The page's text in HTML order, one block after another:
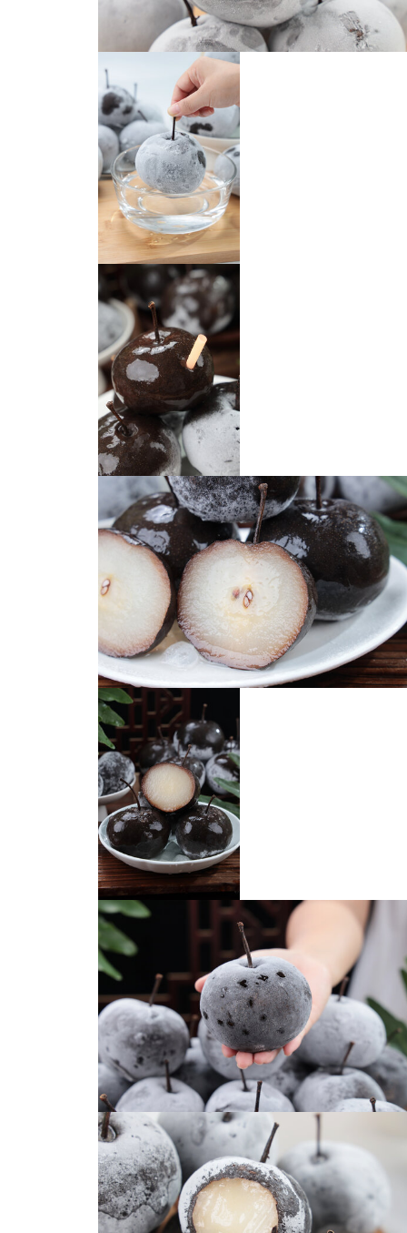
冻梨
冻梨
冻梨
冻梨
冻梨